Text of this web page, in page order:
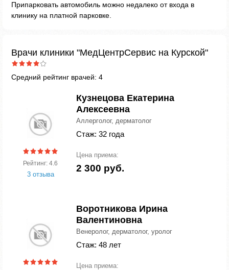
Припарковать автомобиль можно недалеко от входа в
клинику на платной парковке.
Врачи клиники "МедЦентрСервис на Курской"
Средний рейтинг врачей: 4
Рейтинг: 4.6
3 отзыва
Кузнецова Екатерина
Алексеевна
Аллерголог, дерматолог
Стаж: 32 года
Цена приема:
2 300 руб.
Воротникова Ирина
Валентиновна
Венеролог, дерматолог, уролог
Стаж: 48 лет
Цена приема: